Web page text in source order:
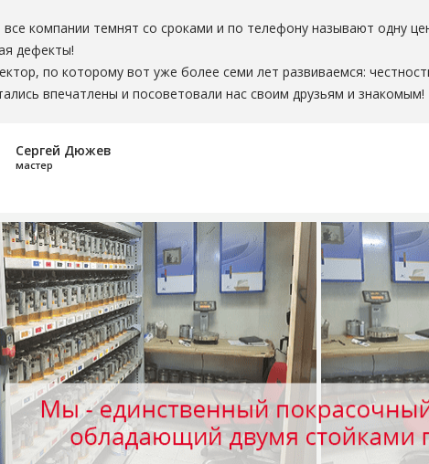
компании темнят со сроками и по телефону называют одну
дефекты!
по которому вот уже более семи лет развиваемся:
впечатлены и посоветовали нас своим друзьям и знакомым!
Сергей Дюжев
мастер